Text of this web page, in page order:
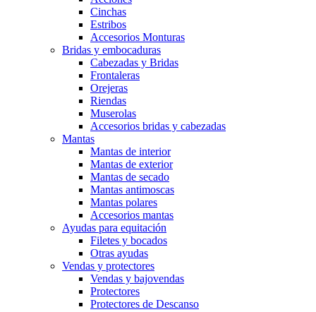
Cinchas
Estribos
Accesorios Monturas
Bridas y embocaduras
Cabezadas y Bridas
Frontaleras
Orejeras
Riendas
Muserolas
Accesorios bridas y cabezadas
Mantas
Mantas de interior
Mantas de exterior
Mantas de secado
Mantas antimoscas
Mantas polares
Accesorios mantas
Ayudas para equitación
Filetes y bocados
Otras ayudas
Vendas y protectores
Vendas y bajovendas
Protectores
Protectores de Descanso